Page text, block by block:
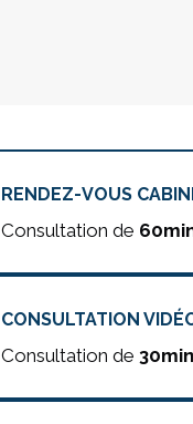
RENDEZ-VOUS
Consultation de
CONSULTATION
Consultation de 30min